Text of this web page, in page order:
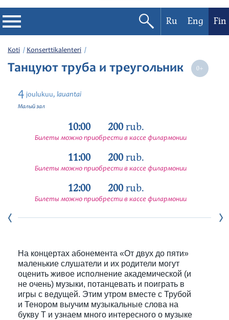
Filharmonia
Konserttikalenteri
Festivaalit
Ru Eng Fin
Koti Konserttikalenteri
Танцуют труба и треугольник
4 joulukuu, lauantai
Малый зал
10:00 200rub.
Билеты можно приобрести в кассе филармонии
11:00 200rub.
Билеты можно приобрести в кассе филармонии
12:00 200rub.
Билеты можно приобрести в кассе филармонии
На концертах абонемента «От двух до пяти»
маленькие слушатели и их родители могут
оценить живое исполнение академической (и
не очень) музыки, потанцевать и поиграть в
игры с ведущей. Этим утром вместе с Трубой
и Тенором выучим музыкальные слова на
букву Т и узнаем много интересного о музыке